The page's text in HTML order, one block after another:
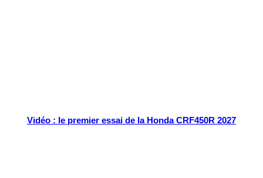
Vidéo : le premier essai de la Honda CRF450R 2027